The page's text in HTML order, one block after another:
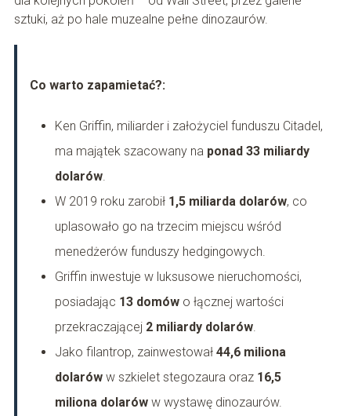
sztuki, aż po hale muzealne pełne dinozaurów.
Co warto zapamietać?:
Ken Griffin, miliarder i założyciel funduszu Citadel,
ma majątek szacowany na ponad 33 miliardy
dolarów.
W 2019 roku zarobił 1,5 miliarda dolarów, co
uplasowało go na trzecim miejscu wśród
menedżerów funduszy hedgingowych.
Griffin inwestuje w luksusowe nieruchomości,
posiadając 13 domówo łącznej wartości
przekraczającej 2 miliardy dolarów.
Jako filantrop, zainwestował 44,6 miliona
dolaróww szkielet stegozaura oraz 16,5
miliona dolaróww wystawę dinozaurów.